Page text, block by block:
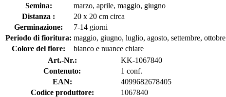
Semina:
marzo, aprile, maggio, giugno
Distanza :
20 x 20 cm circa
Germinazione:
7-14 giorni
Periodo di fioritura: maggio, giugno, luglio, agosto, settembre, ottobre
Colore del fiore:
bianco e nuance chiare
Art.-Nr.:
KK-1067840
Contenuto:
1 conf.
EAN:
4099682678405
Codice produttore:
1067840